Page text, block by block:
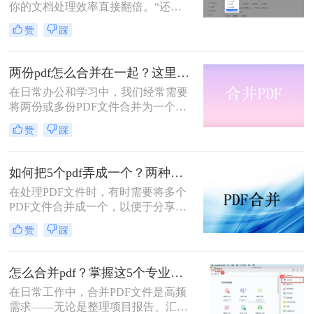
你的文档处理效率直接翻倍。“还在
为合并几十个PDF报告而头疼？你浪
费在重复操作上的时间，够你学一个
评领域深耕多年的小编，我见过太多
职场朋友被基础的文档处理问题绊住
手脚。那么pdf如何合并成一个pdf
呢？
赞 踩
两份pdf怎么合并在一起？这里分享4个合并方法！
在日常办公和学习中，我们经常需要
将两份或多份PDF文件合并为一个，
以便于查阅、分享和存储。那么两份
pdf怎么合并在一起呢？本文将介绍四
您轻松完成PDF合并任务。
赞 踩
如何把5个pdf弄成一个？两种实用方法详解分享！
在处理PDF文件时，有时需要将多个
PDF文件合并成一个，以便于分享、
存储或打印。那么如何把5个pdf弄成
一个呢？本文将介绍两种将五个PDF
赞 踩
怎么合并pdf？掌握这5个专业方法，效率提升300%！
在日常工作中，合并PDF文件是高频
需求——无论是整理项目报告、汇总